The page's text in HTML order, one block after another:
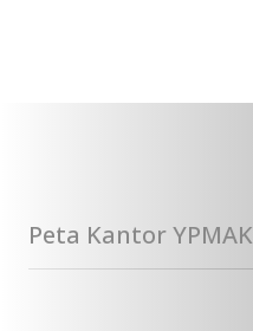
Peta Kantor YPMAK